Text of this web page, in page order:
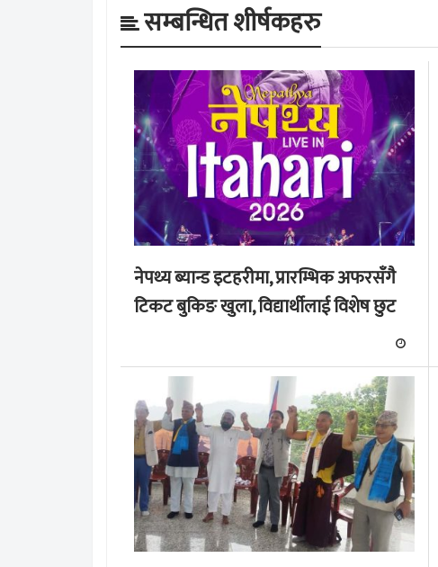
सम्बन्धित शीर्षकहरु
नेपथ्य ब्यान्ड इटहरीमा, प्रारम्भिक अफरसँगै
टिकट बुकिङ खुला, विद्यार्थीलाई विशेष छुट